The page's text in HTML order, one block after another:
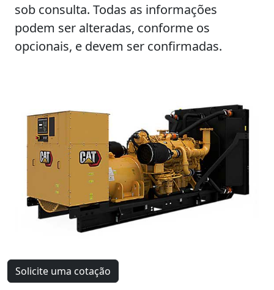
sob consulta. Todas as informações
podem ser alteradas, conforme os
opcionais, e devem ser confirmadas.
Solicite uma cotação